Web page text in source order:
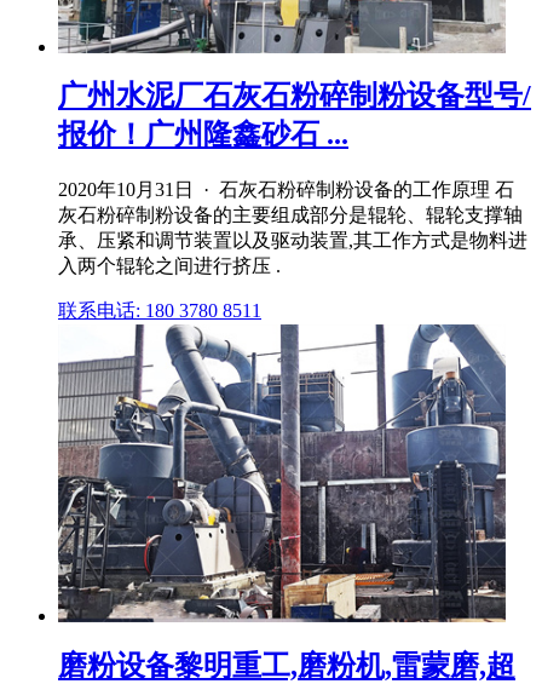
广州水泥厂石灰石粉碎制粉设备型号/
报价！广州隆鑫砂石 ...
2020年10月31日 · 石灰石粉碎制粉设备的工作原理 石
灰石粉碎制粉设备的主要组成部分是辊轮、辊轮支撑轴
承、压紧和调节装置以及驱动装置,其工作方式是物料进
入两个辊轮之间进行挤压 .
联系电话: 180 3780 8511
磨粉设备黎明重工,磨粉机,雷蒙磨,超